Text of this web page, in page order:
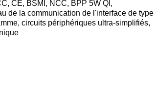
CE, BSMI, NCC, BPP 5W QI,
de la communication de l'interface de type
circuits périphériques ultra-simplifiés,